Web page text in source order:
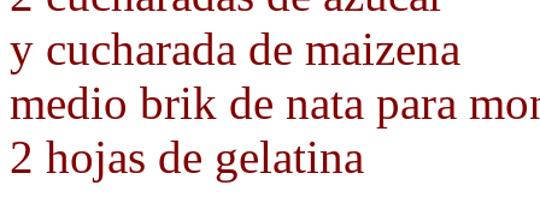
y cucharada de maizena
medio brik de nata para
2 hojas de gelatina